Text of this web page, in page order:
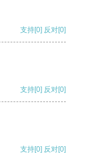
支持[0] 反对[0]
支持[0] 反对[0]
支持[0] 反对[0]